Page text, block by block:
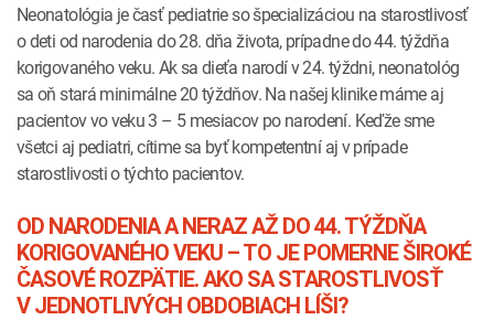
Neonatológia je časť pediatrie so špecializáciou na starostlivosť
o deti od narodenia do 28. dňa života, prípadne do 44. týždňa
korigovaného veku. Ak sa dieťa narodí v 24. týždni, neonatológ
sa oň stará minimálne 20 týždňov. Na našej klinike máme aj
pacientov vo veku 3 – 5 mesiacov po narodení. Keďže sme
všetci aj pediatri, cítime sa byť kompetentní aj v prípade
starostlivosti o týchto pacientov.
OD NARODENIA A NERAZ AŽ DO 44. TÝŽDŇA
KORIGOVANÉHO VEKU – TO JE POMERNE ŠIROKÉ
ČASOVÉ ROZPÄTIE. AKO SA STAROSTLIVOSŤ
V JEDNOTLIVÝCH OBDOBIACH LÍŠI?